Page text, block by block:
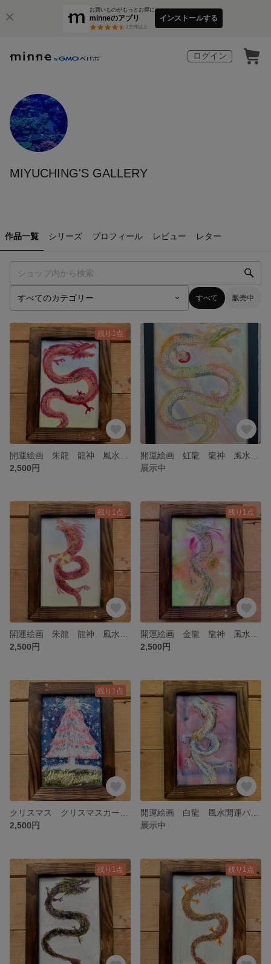
お買いものがもっとお得に
minneのアプリ
3万件以上
インストールする
ログイン
MIYUCHING'S GALLERY
作品一覧 シリーズ プロフィール レビュー レター
すべて 販売中
残り1点
2,500円
展示中
残り1点
2,500円
残り1点
2,500円
残り1点
2,500円
展示中
残り1点 残り1点